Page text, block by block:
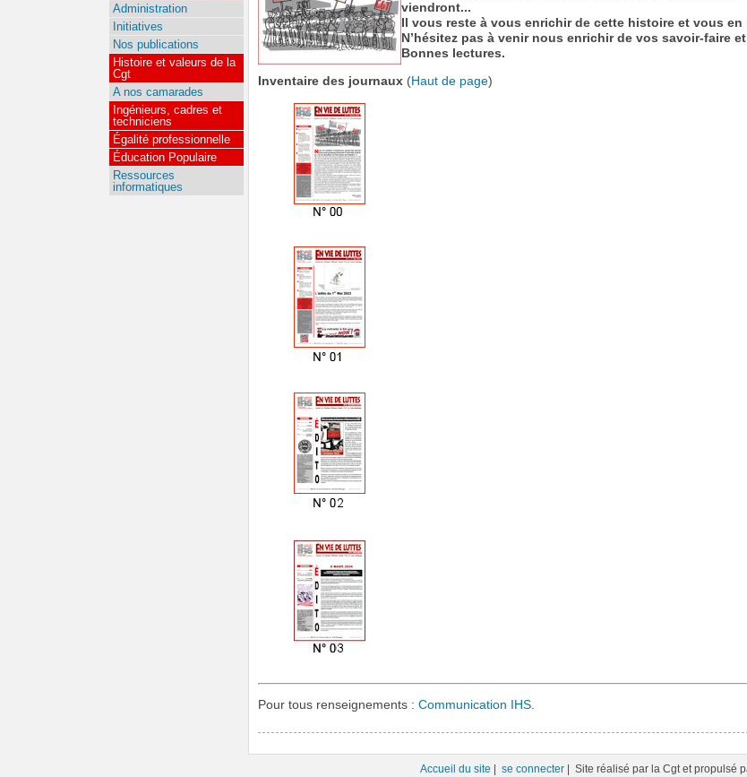
viendront...
Il vous reste à vous enrichir de cette histoire et vous
N’hésitez pas à venir nous enrichir de vos savoir-faire
Bonnes lectures.
Inventaire des journaux (Haut de page)
Pour tous renseignements : Communication IHS.
Administration
Initiatives
Nos publications
Histoire et valeurs de la
Cgt
A nos camarades
Ingénieurs, cadres et
techniciens
Égalité professionnelle
Éducation Populaire
Ressources
informatiques
Accueil du site | se connecter | Site réalisé par la Cgt et propulsé